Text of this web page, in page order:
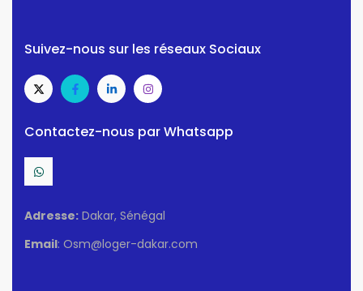
Suivez-nous sur les réseaux Sociaux
Contactez-nous par Whatsapp
Adresse: Dakar, Sénégal
Email: Osm@loger-dakar.com